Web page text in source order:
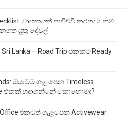
වාහනයක් පාවිච්චි කරනවා නම්
යුතු දේවල්
Sri Lanka – Road Trip එකකට Ready
ඔයාටම ගැළපෙන Timeless
එකක් හදාගන්නේ කොහොමද?
එකටත් ගැළපෙන Activewear